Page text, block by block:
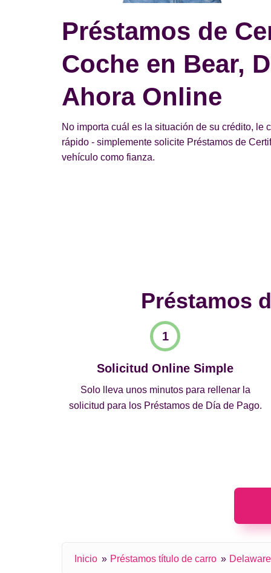
Préstamos de
Coche en Bear,
Ahora Online
No importa cuál es la situación de su crédito, le
rápido - simplemente solicite Préstamos de
vehículo como fianza.
Préstamos
Solicitud Online Simple
Solo lleva unos minutos para rellenar la
solicitud para los Préstamos de Día de Pago.
Inicio Préstamos título de carro Delaware